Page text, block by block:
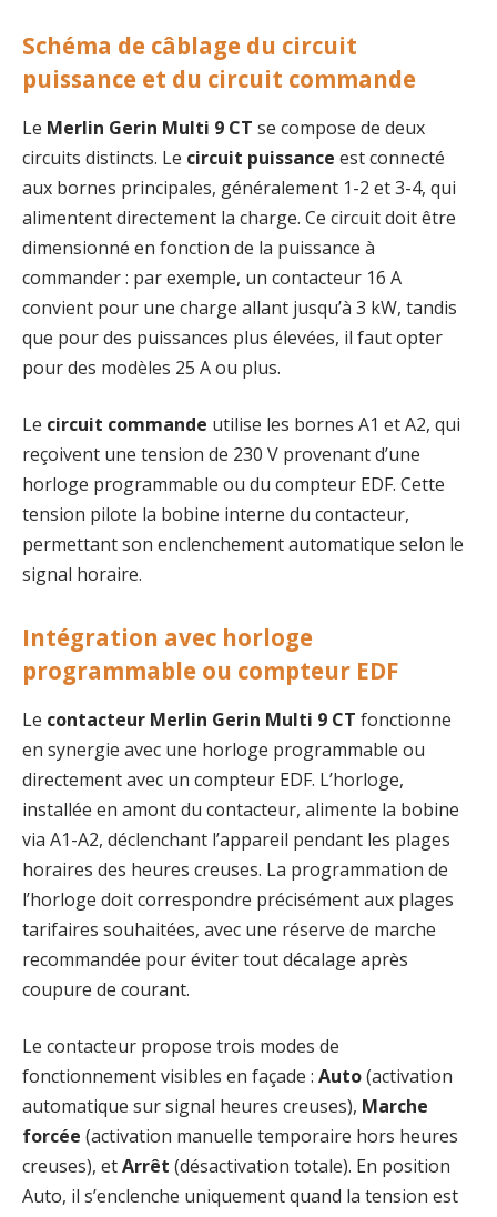
Schéma de câblage du circuit
puissance et du circuit commande
Le Merlin Gerin Multi 9 CT se compose de deux
circuits distincts. Le circuit puissance est connecté
aux bornes principales, généralement 1-2 et 3-4, qui
alimentent directement la charge. Ce circuit doit être
dimensionné en fonction de la puissance à
commander : par exemple, un contacteur 16 A
convient pour une charge allant jusqu’à 3 kW, tandis
que pour des puissances plus élevées, il faut opter
pour des modèles 25 A ou plus.
Le circuit commande utilise les bornes A1 et A2, qui
reçoivent une tension de 230 V provenant d’une
horloge programmable ou du compteur EDF. Cette
tension pilote la bobine interne du contacteur,
permettant son enclenchement automatique selon le
signal horaire.
Intégration avec horloge
programmable ou compteur EDF
Le contacteur Merlin Gerin Multi 9 CT fonctionne
en synergie avec une horloge programmable ou
directement avec un compteur EDF. L’horloge,
installée en amont du contacteur, alimente la bobine
via A1-A2, déclenchant l’appareil pendant les plages
horaires des heures creuses. La programmation de
l’horloge doit correspondre précisément aux plages
tarifaires souhaitées, avec une réserve de marche
recommandée pour éviter tout décalage après
coupure de courant.
Le contacteur propose trois modes de
fonctionnement visibles en façade : Auto(activation
automatique sur signal heures creuses), Marche
forcée (activation manuelle temporaire hors heures
creuses), etArrêt (désactivation totale). En position
Auto, il s’enclenche uniquement quand la tension est